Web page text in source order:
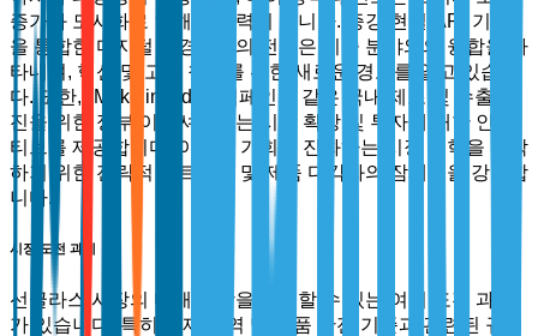
증가와 도시화로 인해 잠재력이 큽니다. 증강 현실(AR) 기능
을 통합한 디지털 안경으로의 전환은 기술 분야와의 융합을 나
타내며, 혁신 및 고객 참여를 위한 새로운 경로를 열고 있습니
다. 또한, "Make in India" 캠페인과 같은 국내 제조 및 수출 촉
진을 위한 정부 이니셔티브는 시장 확장 및 투자에 대한 인센
티브를 제공합니다. 이러한 기회는 진화하는 시장 역학을 포착
하기 위한 전략적 파트너십 및 제품 다각화의 잠재력을 강조합
니다.
시장 도전 과제
선글라스 시장의 미래 성장을 저해할 수 있는 여러 도전 과제
가 있습니다. 특히 국제 무역 및 제품 안전 기준과 관련된 규제